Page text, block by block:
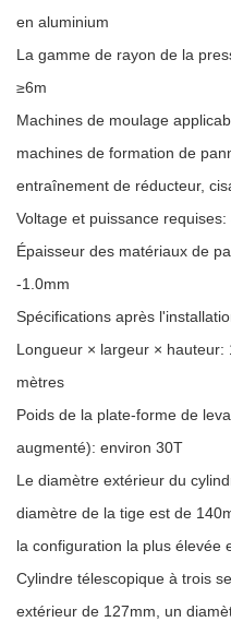
en aluminium
La gamme de rayon de la
≥6m
Machines de moulage
machines de formation de
entraînement de réducteur,
Voltage et puissance requises:
Épaisseur des matériaux de
-1.0mm
Spécifications après
Longueur × largeur ×
mètres
Poids de la plate-forme de
augmenté): environ 30T
Le diamètre extérieur du
diamètre de la tige est de
la configuration la plus élevée
Cylindre télescopique à trois
extérieur de 127mm, un